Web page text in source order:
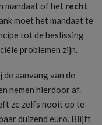
mandaat of het recht
moet het mandaat te
tot de beslissing
problemen zijn.
aanvang van de
nemen hierdoor af.
ze zelfs nooit op te
duizend euro. Blijft